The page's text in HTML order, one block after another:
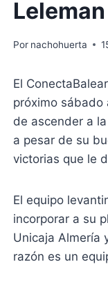
Por nachohuerta
El
próximo sábado
de ascender a
a pesar de su
victorias que le
El equipo
incorporar a su
Unicaja Almería
razón es un